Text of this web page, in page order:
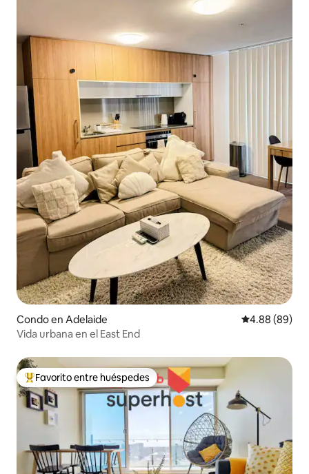
Condo en Adelaide Calificación
4.88 (89)
Vida urbana en el East End
Favorito entre huéspedes preferido
Favorito entre huéspedes